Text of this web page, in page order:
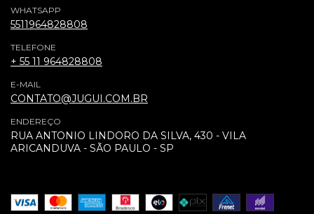
WHATSAPP
5511964828808
TELEFONE
+ 55 11 964828808
E-MAIL
CONTATO@JUGUI.COM.BR
ENDEREÇO
RUA ANTONIO LINDORO DA SILVA, 430 - VILA
ARICANDUVA - SÃO PAULO - SP